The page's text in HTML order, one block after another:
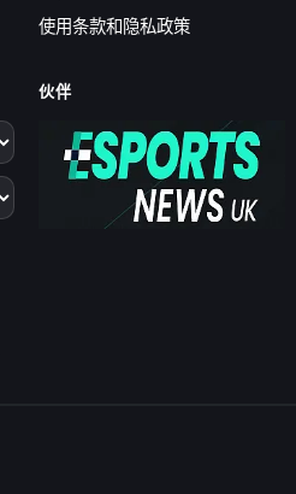
使用条款和隐私政策
伙伴